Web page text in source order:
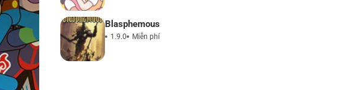
Blasphemous
1.9.0 Miễn phí